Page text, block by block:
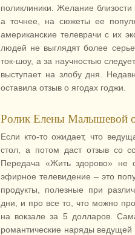
поликлиники. Желание близости
а точнее, на сюжеты ее
американские телеврачи с их
людей не выглядят более
ток-шоу, а за научностью
выступает на злобу дня.
оставила отзыв о ягодах годжи.
Ролик Елены Малышевой
Если кто-то ожидает, что
стол, а потом даст отзыв со
Передача «Жить здорово»
эфирное телевидение – это
продукты, полезные при
дни, и про все то, что можно
на вокзале за 5 долларов.
романтические наряды ведущей